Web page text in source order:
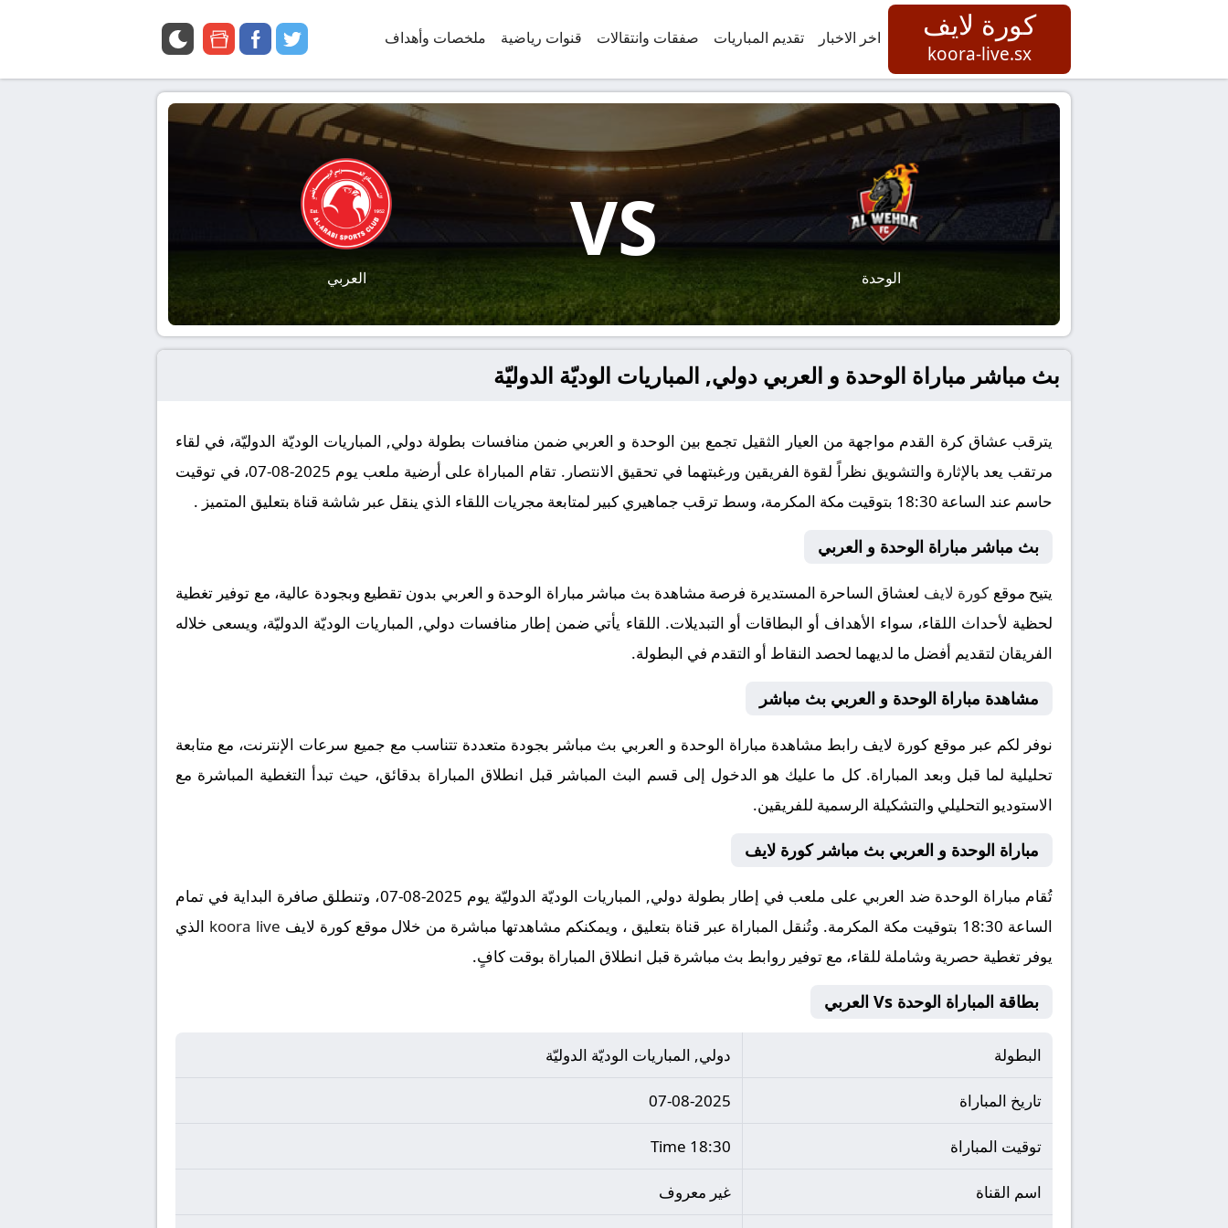
كورة لايف
koora-live.sx
اخر الاخبار تقديم المباريات صفقات وانتقالات قنوات رياضية ملخصات وأهداف twitter
facebook
google
الوحدة
VS
العربي
بث مباشر مباراة الوحدة و العربي دولي, المباريات الوديّة الدوليّة
يترقب عشاق كرة القدم مواجهة من العيار الثقيل تجمع بين الوحدة و العربي ضمن منافسات بطولة دولي, المباريات الوديّة الدوليّة، في لقاء
مرتقب يعد بالإثارة والتشويق نظراً لقوة الفريقين ورغبتهما في تحقيق الانتصار. تقام المباراة على أرضية ملعب يوم 2025-08-07، في توقيت
حاسم عند الساعة 18:30 بتوقيت مكة المكرمة، وسط ترقب جماهيري كبير لمتابعة مجريات اللقاء الذي ينقل عبر شاشة قناة بتعليق المتميز .
بث مباشر مباراة الوحدة و العربي
يتيح موقع كورة لايف لعشاق الساحرة المستديرة فرصة مشاهدة بث مباشر مباراة الوحدة و العربي بدون تقطيع وبجودة عالية، مع توفير تغطية
لحظية لأحداث اللقاء، سواء الأهداف أو البطاقات أو التبديلات. اللقاء يأتي ضمن إطار منافسات دولي, المباريات الوديّة الدوليّة، ويسعى خلاله
الفريقان لتقديم أفضل ما لديهما لحصد النقاط أو التقدم في البطولة.
مشاهدة مباراة الوحدة و العربي بث مباشر
نوفر لكم عبر موقع كورة لايف رابط مشاهدة مباراة الوحدة و العربي بث مباشر بجودة متعددة تتناسب مع جميع سرعات الإنترنت، مع متابعة
تحليلية لما قبل وبعد المباراة. كل ما عليك هو الدخول إلى قسم البث المباشر قبل انطلاق المباراة بدقائق، حيث تبدأ التغطية المباشرة مع
الاستوديو التحليلي والتشكيلة الرسمية للفريقين.
مباراة الوحدة و العربي بث مباشر كورة لايف
تُقام مباراة الوحدة ضد العربي على ملعب في إطار بطولة دولي, المباريات الوديّة الدوليّة يوم 2025-08-07، وتنطلق صافرة البداية في تمام
الساعة 18:30 بتوقيت مكة المكرمة. وتُنقل المباراة عبر قناة بتعليق ، ويمكنكم مشاهدتها مباشرة من خلال موقع كورة لايف
koora live الذي
يوفر تغطية حصرية وشاملة للقاء، مع توفير روابط بث مباشرة قبل انطلاق المباراة بوقت كافٍ.
بطاقة المباراة الوحدة Vs العربي
البطولة دولي, المباريات الوديّة الدوليّة
تاريخ المباراة 07-08-2025
توقيت المباراة 18:30 Time
اسم القناة غير معروف